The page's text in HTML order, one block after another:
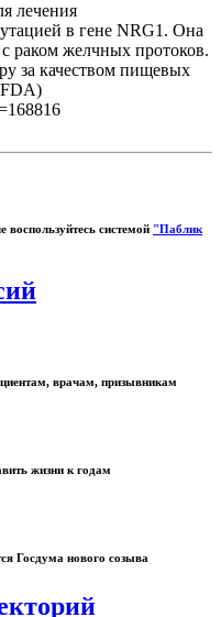
лечения
в гене NRG1. Она
раком желчных протоков.
за качеством пищевых
системой "Паблик
врачам, призывникам
жизни к годам
Госдума нового созыва